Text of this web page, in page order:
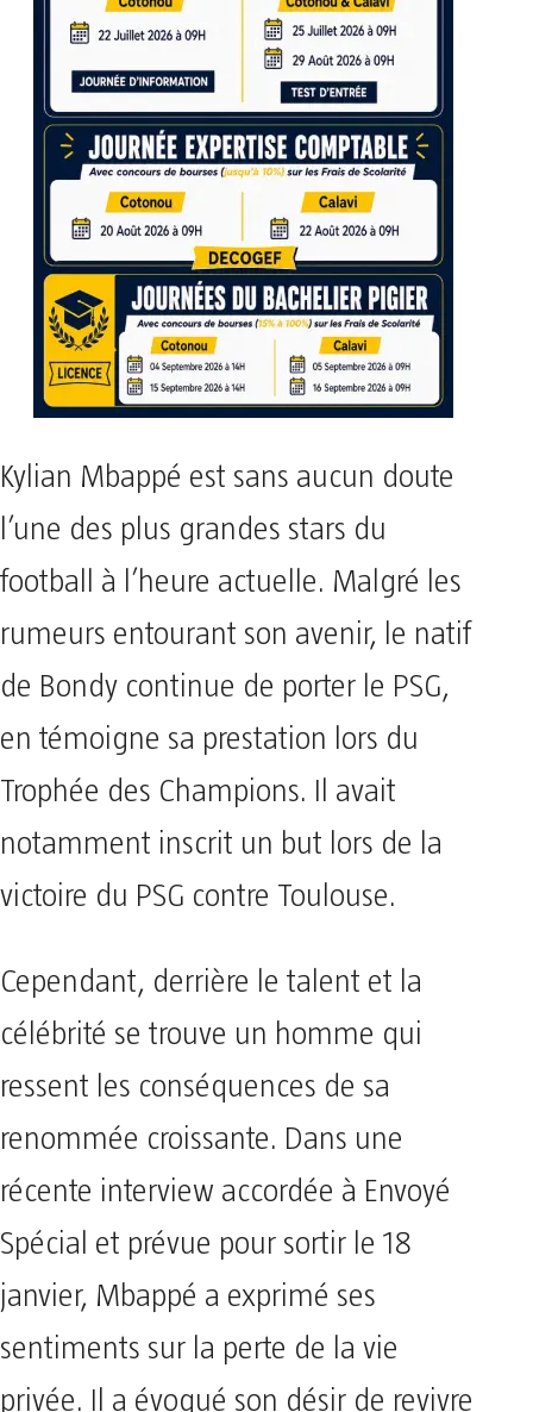
Kylian Mbappé est sans aucun doute
l’une des plus grandes stars du
football à l’heure actuelle. Malgré les
rumeurs entourant son avenir, le natif
de Bondy continue de porter le PSG,
en témoigne sa prestation lors du
Trophée des Champions. Il avait
notamment inscrit un but lors de la
victoire du PSG contre Toulouse.
Cependant, derrière le talent et la
célébrité se trouve un homme qui
ressent les conséquences de sa
renommée croissante. Dans une
récente interview accordée à Envoyé
Spécial et prévue pour sortir le 18
janvier, Mbappé a exprimé ses
sentiments sur la perte de la vie
privée. Il a évoqué son désir de revivre